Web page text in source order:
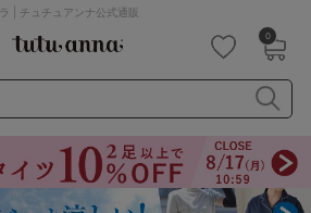
| チュチュアンナ公式通販
0
ー 特盛ブラ
チューブトップ